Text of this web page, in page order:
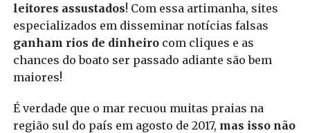
leitores assustados! Com essa artimanha, sites
especializados em disseminar notícias falsas
ganham rios de dinheirocom cliques e as
chances do boato ser passado adiante são bem
maiores!
É verdade que o mar recuou muitas praias na
região sul do país em agosto de 2017, mas isso não